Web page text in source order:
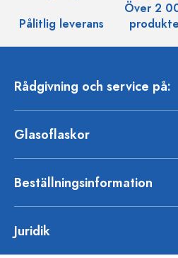
Pålitlig leverans
Över 2
Rådgivning och service på:
Glasoflaskor
Beställningsinformation
Juridik